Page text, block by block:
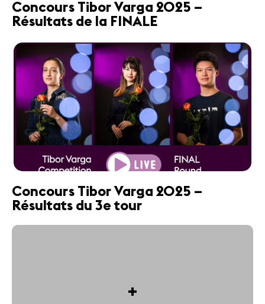
Concours Tibor Varga 2025 –
Résultats de la FINALE
Concours Tibor Varga 2025 –
Résultats du 3e tour
+